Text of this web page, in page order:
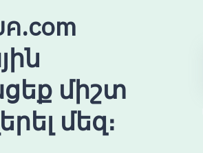
.com
միշտ
մեզ։